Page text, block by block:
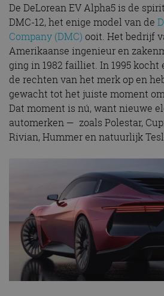
De DeLorean EV Alpha5 is de
DMC-12, het enige model van de
Company (DMC) ooit. Het bedrijf
Amerikaanse ingenieur en
ging in 1982 failliet. In 1995 kocht
de rechten van het merk op en
gewacht tot het juiste moment
Dat moment is nú, want nieuwe
automerken — zoals Polestar,
Rivian, Hummer en natuurlijk